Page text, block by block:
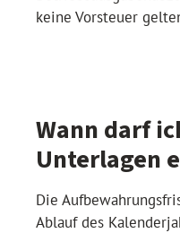
keine Vorsteuer
Wann darf
Unterlagen
Die
Ablauf des